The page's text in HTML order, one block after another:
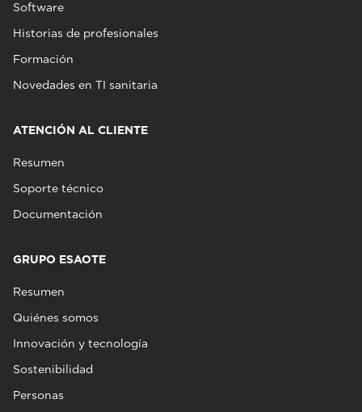
Software
Historias de profesionales
Formación
Novedades en TI sanitaria
ATENCIÓN AL CLIENTE
Resumen
Soporte técnico
Documentación
GRUPO ESAOTE
Resumen
Quiénes somos
Innovación y tecnología
Sostenibilidad
Personas